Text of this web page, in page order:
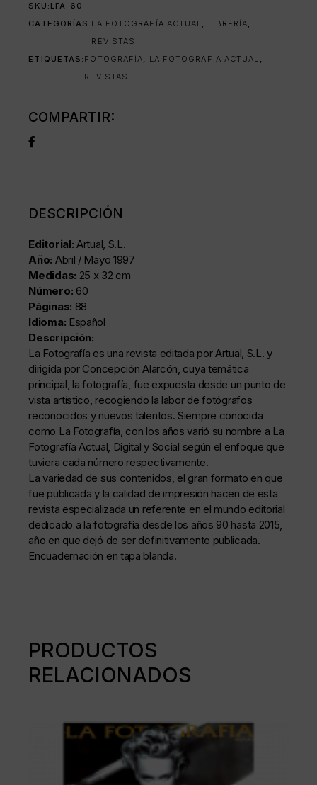
SKU: LFA_60
CATEGORÍAS: LA FOTOGRAFÍA ACTUAL, LIBRERÍA,
REVISTAS
ETIQUETAS: FOTOGRAFÍA, LA FOTOGRAFÍA ACTUAL ,
REVISTAS
COMPARTIR:
DESCRIPCIÓN
Editorial:Artual, S.L.
Año: Abril / Mayo 1997
Medidas: 25 x 32 cm
Número: 60
Páginas: 88
Idioma: Español
Descripción:
La Fotografía es una revista editada por Artual, S.L. y
dirigida por Concepción Alarcón, cuya temática
principal, la fotografía, fue expuesta desde un punto de
vista artístico, recogiendo la labor de fotógrafos
reconocidos y nuevos talentos. Siempre conocida
como La Fotografía, con los años varió su nombre a La
Fotografía Actual, Digital y Social según el enfoque que
tuviera cada número respectivamente.
La variedad de sus contenidos, el gran formato en que
fue publicada y la calidad de impresión hacen de esta
revista especializada un referente en el mundo editorial
dedicado a la fotografía desde los años 90 hasta 2015,
año en que dejó de ser definitivamente publicada.
Encuadernación en tapa blanda.
PRODUCTOS
RELACIONADOS